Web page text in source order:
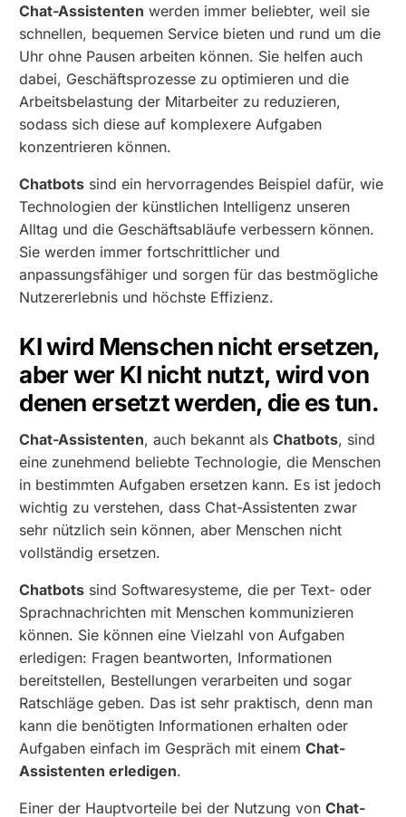
Chat-Assistenten werden immer beliebter, weil sie
schnellen, bequemen Service bieten und rund um die
Uhr ohne Pausen arbeiten können. Sie helfen auch
dabei, Geschäftsprozesse zu optimieren und die
Arbeitsbelastung der Mitarbeiter zu reduzieren,
sodass sich diese auf komplexere Aufgaben
konzentrieren können.
Chatbots sind ein hervorragendes Beispiel dafür, wie
Technologien der künstlichen Intelligenz unseren
Alltag und die Geschäftsabläufe verbessern können.
Sie werden immer fortschrittlicher und
anpassungsfähiger und sorgen für das bestmögliche
Nutzererlebnis und höchste Effizienz.
KI wird Menschen nicht ersetzen,
aber wer KI nicht nutzt, wird von
denen ersetzt werden, die es tun.
Chat-Assistenten, auch bekannt alsChatbots, sind
eine zunehmend beliebte Technologie, die Menschen
in bestimmten Aufgaben ersetzen kann. Es ist jedoch
wichtig zu verstehen, dass Chat-Assistenten zwar
sehr nützlich sein können, aber Menschen nicht
vollständig ersetzen.
Chatbots sind Softwaresysteme, die per Text- oder
Sprachnachrichten mit Menschen kommunizieren
können. Sie können eine Vielzahl von Aufgaben
erledigen: Fragen beantworten, Informationen
bereitstellen, Bestellungen verarbeiten und sogar
Ratschläge geben. Das ist sehr praktisch, denn man
kann die benötigten Informationen erhalten oder
Aufgaben einfach im Gespräch mit einemChat-
Assistenten erledigen.
Einer der Hauptvorteile bei der Nutzung vonChat-